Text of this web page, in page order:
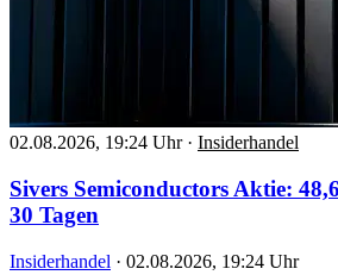
02.08.2026, 19:24 Uhr · Insiderhandel
Sivers Semiconductors Aktie:
30 Tagen
Insiderhandel · 02.08.2026, 19:24 Uhr